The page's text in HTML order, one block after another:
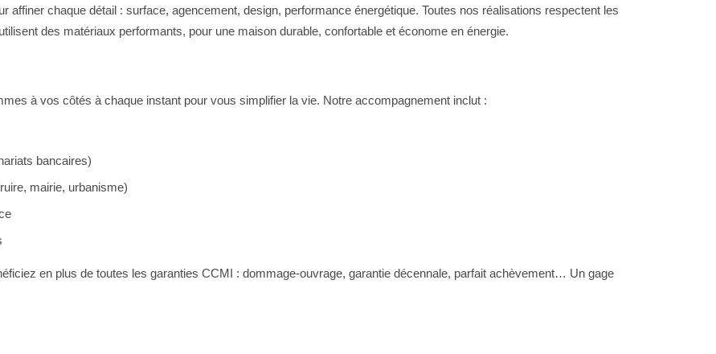
affiner chaque détail : surface, agencement, design, performance énergétique. Toutes nos réalisations respectent les
des matériaux performants, pour une maison durable, confortable et économe en énergie.
à vos côtés à chaque instant pour vous simplifier la vie. Notre accompagnement inclut :
bancaires)
mairie, urbanisme)
en plus de toutes les garanties CCMI : dommage-ouvrage, garantie décennale, parfait achèvement… Un gage